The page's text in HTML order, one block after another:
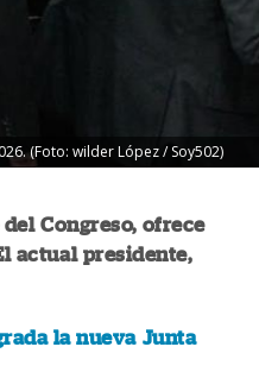
(Foto: wilder López / Soy502)
Congreso, ofrece
actual presidente,
la nueva Junta